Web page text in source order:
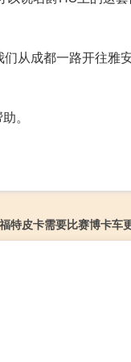
从成都一路开往雅
。
特皮卡需要比赛博卡车